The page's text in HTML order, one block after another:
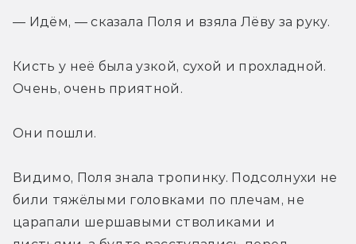
— Идём, — сказала Поля и взяла Лёву за руку.
Кисть у неё была узкой, сухой и прохладной.
Очень, очень приятной.
Они пошли.
Видимо, Поля знала тропинку. Подсолнухи не
били тяжёлыми головками по плечам, не
царапали шершавыми стволиками и